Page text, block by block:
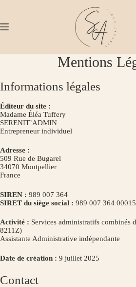
Mentions
Informations légales
Éditeur du site :
Madame Éléa Tuffery
SERENIT’ADMIN
Entrepreneur individuel
Adresse :
509 Rue de Bugarel
34070 Montpellier
France
SIREN : 989 007 364
SIRET du siège social : 989 007 364 00015
Activité : Services administratifs combinés
8211Z)
Assistante Administrative indépendante
Date de création : 9 juillet 2025
Contact